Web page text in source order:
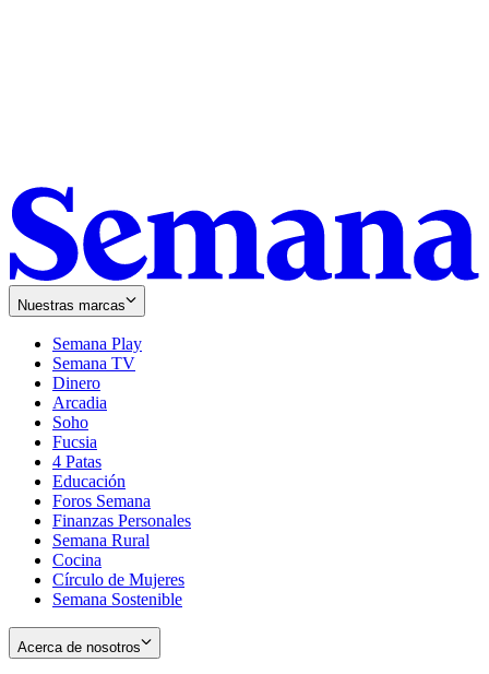
Nuestras marcas
Semana Play
Semana TV
Dinero
Arcadia
Soho
in
new
window
Fucsia
in
new
window
4 Patas
Educación
Foros Semana
Finanzas Personales
Semana Rural
Cocina
Círculo de Mujeres
Semana Sostenible
Acerca de nosotros